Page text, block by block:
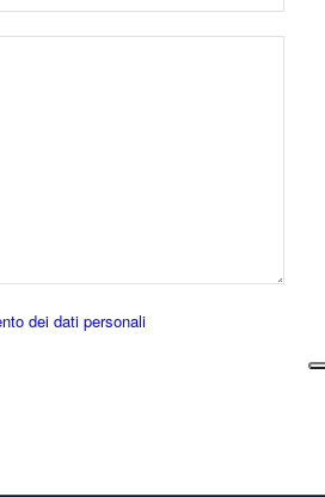
dei dati personali